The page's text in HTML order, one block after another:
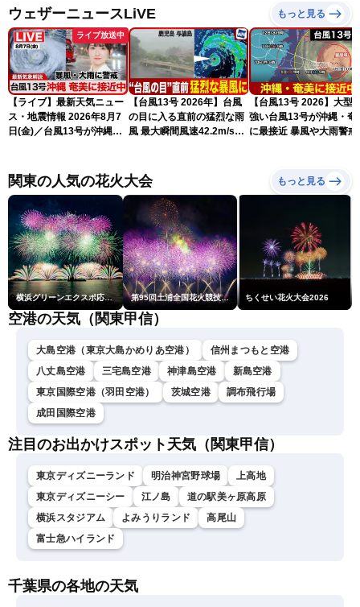
ウェザーニュースLiVE もっと見る
ライブ放送中
【ライブ】最新天気ニュー
ス・地震情報 2026年8月7
日(金)／台風13号が沖縄・
ュースLiVEコーヒータイ
ム・江川清音／有賀哲夫〉
【台風13号 2026年】台風
の目に入る直前の猛烈な雨
風 最大瞬間風速42.2m/s観
新）
【台風13号 2026】大型
強い台風13号が沖縄・奄
に最接近 暴風や大雨警戒
関東の人気の花火大会 もっと見る
横浜グリーンエクスポ応援 みなとみらいフェスティバル「スカイシンフォニーinヨコハマ presented byコロワイド」 第95回土浦全国花火競技大会 ちくせい花火大会2026
空港の天気（関東甲信）
大島空港（東京大島かめりあ空港）
信州まつもと空港
八丈島空港
三宅島空港 神津島空港
新島空港
東京国際空港（羽田空港）
茨城空港
調布飛行場
成田国際空港
注目のお出かけスポット天気（関東甲信）
東京ディズニーランド 明治神宮野球場
上高地
東京ディズニーシー
江ノ島
道の駅美ヶ原高原
横浜スタジアム
よみうりランド
高尾山
富士急ハイランド
千葉県の各地の天気